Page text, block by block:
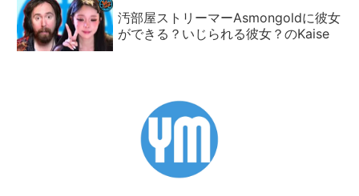
汚部屋ストリーマーAsmongoldに彼女
ができる？いじられる彼女？のKaise